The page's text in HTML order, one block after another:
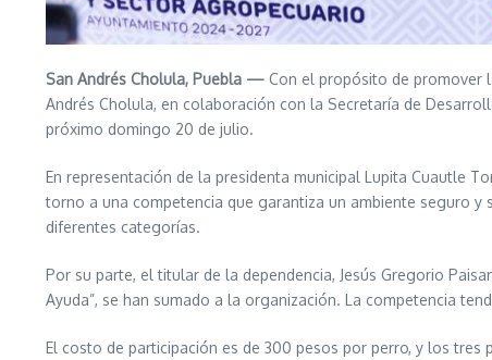
San Andrés Cholula, Puebla — Con el propósito de promover
Andrés Cholula, en colaboración con la Secretaría de
próximo domingo 20 de julio.
En representación de la presidenta municipal Lupita Cuautle
torno a una competencia que garantiza un ambiente seguro
diferentes categorías.
Por su parte, el titular de la dependencia, Jesús Gregorio
Ayuda”, se han sumado a la organización. La competencia
El costo de participación es de 300 pesos por perro, y los